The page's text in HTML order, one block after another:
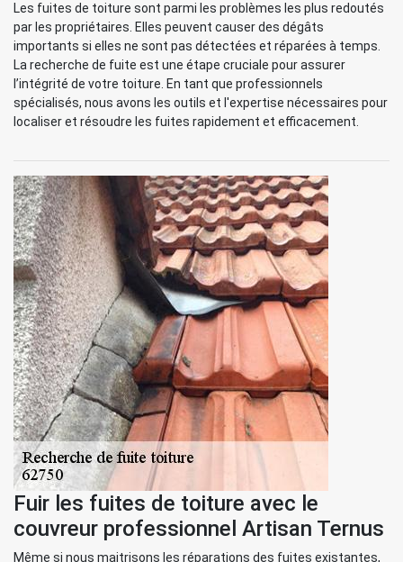
Les fuites de toiture sont parmi les problèmes les plus redoutés
par les propriétaires. Elles peuvent causer des dégâts
importants si elles ne sont pas détectées et réparées à temps.
La recherche de fuite est une étape cruciale pour assurer
l’intégrité de votre toiture. En tant que professionnels
spécialisés, nous avons les outils et l'expertise nécessaires pour
localiser et résoudre les fuites rapidement et efficacement.
Fuir les fuites de toiture avec le
couvreur professionnel Artisan Ternus
Même si nous maitrisons les réparations des fuites existantes,